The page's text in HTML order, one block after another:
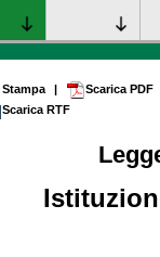
Stampa |
Scarica PDF
Scarica RTF